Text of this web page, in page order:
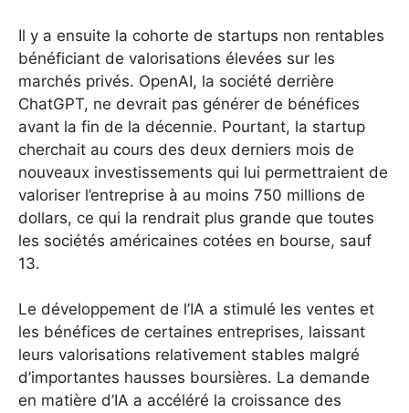
Il y a ensuite la cohorte de startups non rentables
bénéficiant de valorisations élevées sur les
marchés privés. OpenAI, la société derrière
ChatGPT, ne devrait pas générer de bénéfices
avant la fin de la décennie. Pourtant, la startup
cherchait au cours des deux derniers mois de
nouveaux investissements qui lui permettraient de
valoriser l’entreprise à au moins 750 millions de
dollars, ce qui la rendrait plus grande que toutes
les sociétés américaines cotées en bourse, sauf
13.
Le développement de l’IA a stimulé les ventes et
les bénéfices de certaines entreprises, laissant
leurs valorisations relativement stables malgré
d’importantes hausses boursières. La demande
en matière d’IA a accéléré la croissance des